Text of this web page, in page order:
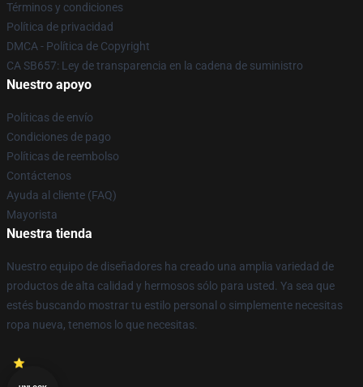
Términos y condiciones
Política de privacidad
DMCA - Política de Copyright
CA SB657: Ley de transparencia en la cadena de suministro
Nuestro apoyo
Políticas de envío
Condiciones de pago
Políticas de reembolso
Contáctenos
Ayuda al cliente (FAQ)
Mayorista
Nuestra tienda
Nuestro equipo de diseñadores ha creado una amplia variedad de
productos de alta calidad y hermosos sólo para usted. Ya sea que
estés buscando mostrar tu estilo personal o simplemente necesitas
ropa nueva, tenemos lo que necesitas.